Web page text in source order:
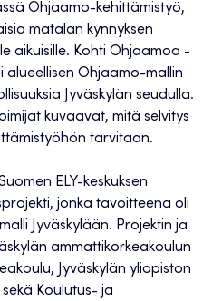
Ohjaamo-kehittämistyö,
matalan kynnyksen
aikuisille. Kohti Ohjaamoa -
alueellisen Ohjaamo-mallin
Jyväskylän seudulla.
kuvaavat, mitä selvitys
tarvitaan.
ELY-keskuksen
jonka tavoitteena oli
Jyväskylään. Projektin ja
ammattikorkeakoulun
Jyväskylän yliopiston
Koulutus- ja